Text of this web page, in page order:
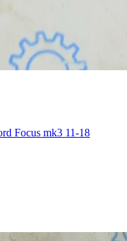
Focus mk3 11-18